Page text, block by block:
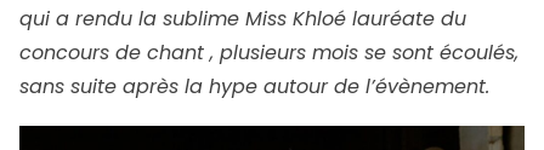
qui a rendu la sublime Miss Khloé lauréate du
concours de chant , plusieurs mois se sont écoulés,
sans suite après la hype autour de l’évènement.